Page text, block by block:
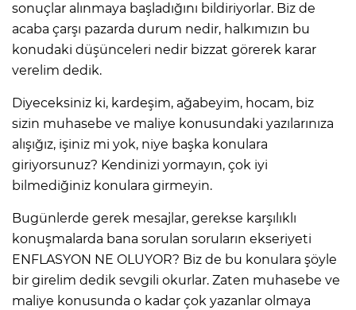
sonuçlar alınmaya başladığını bildiriyorlar. Biz de
acaba çarşı pazarda durum nedir, halkımızın bu
konudaki düşünceleri nedir bizzat görerek karar
verelim dedik.
Diyeceksiniz ki, kardeşim, ağabeyim, hocam, biz
sizin muhasebe ve maliye konusundaki yazılarınıza
alışığız, işiniz mi yok, niye başka konulara
giriyorsunuz? Kendinizi yormayın, çok iyi
bilmediğiniz konulara girmeyin.
Bugünlerde gerek mesajlar, gerekse karşılıklı
konuşmalarda bana sorulan soruların ekseriyeti
ENFLASYON NE OLUYOR? Biz de bu konulara şöyle
bir girelim dedik sevgili okurlar. Zaten muhasebe ve
maliye konusunda o kadar çok yazanlar olmaya